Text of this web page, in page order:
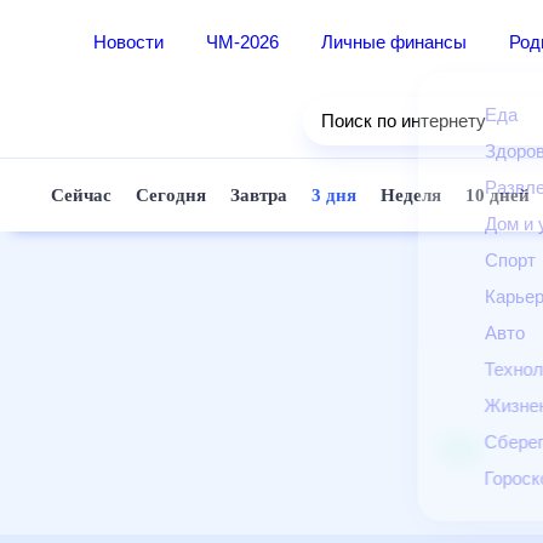
Новости ЧМ-2026 Личные финансы
Еда
Дом
Спорт
Авто
Поиск по интернету
Сейчас Сегодня Завтра 3 дня Неделя 10